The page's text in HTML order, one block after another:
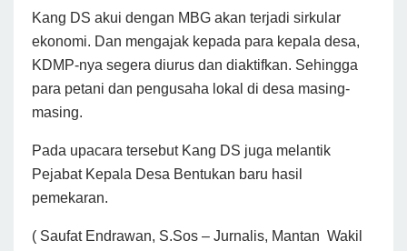
Kang DS akui dengan MBG akan terjadi sirkular
ekonomi. Dan mengajak kepada para kepala desa,
KDMP-nya segera diurus dan diaktifkan. Sehingga
para petani dan pengusaha lokal di desa masing-
masing.
Pada upacara tersebut Kang DS juga melantik
Pejabat Kepala Desa Bentukan baru hasil
pemekaran.
( Saufat Endrawan, S.Sos – Jurnalis, Mantan Wakil